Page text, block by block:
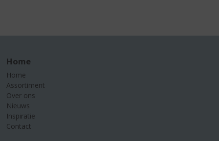
Home
Home
Assortiment
Over ons
Nieuws
Inspiratie
Contact